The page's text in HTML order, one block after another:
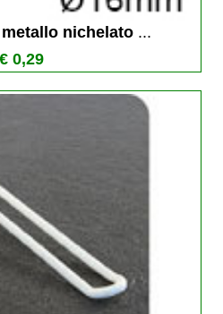
nichelato ...
€ 0,29